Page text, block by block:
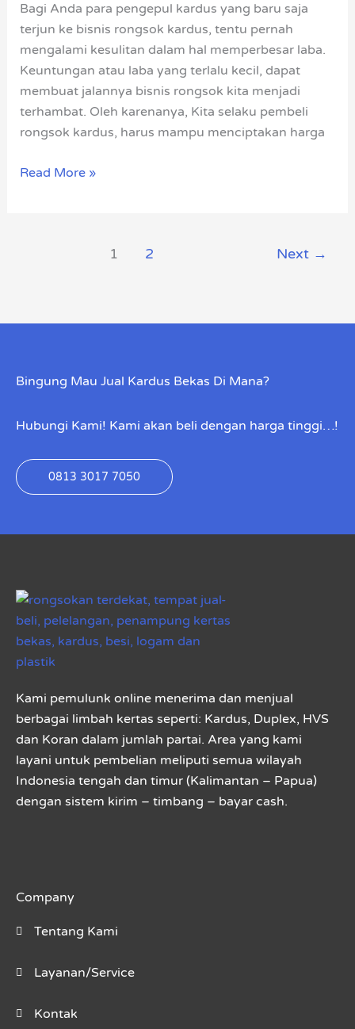
Bagi Anda para pengepul kardus yang baru saja
terjun ke bisnis rongsok kardus, tentu pernah
mengalami kesulitan dalam hal memperbesar laba.
Keuntungan atau laba yang terlalu kecil, dapat
membuat jalannya bisnis rongsok kita menjadi
terhambat. Oleh karenanya, Kita selaku pembeli
rongsok kardus, harus mampu menciptakan harga
Read More »
1 2 Next →
Bingung Mau Jual Kardus Bekas Di Mana?
Hubungi Kami! Kami akan beli dengan harga tinggi…!
0813 3017 7050
Kami pemulunk online menerima dan menjual
berbagai limbah kertas seperti: Kardus, Duplex, HVS
dan Koran dalam jumlah partai. Area yang kami
layani untuk pembelian meliputi semua wilayah
Indonesia tengah dan timur (Kalimantan – Papua)
dengan sistem kirim – timbang – bayar cash.
Company
Tentang Kami
Layanan/Service
Kontak